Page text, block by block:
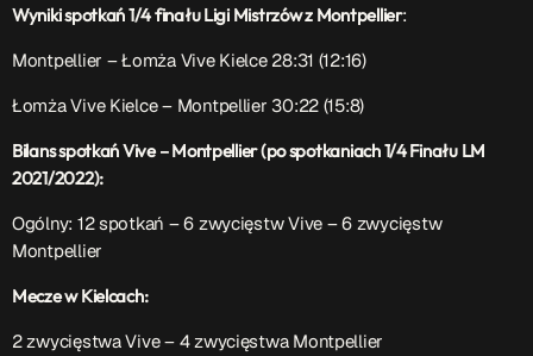
Wyniki spotkań 1/4 finału Ligi Mistrzów z Montpellier:
Montpellier – Łomża Vive Kielce 28:31 (12:16)
Łomża Vive Kielce – Montpellier 30:22 (15:8)
Bilans spotkań Vive – Montpellier (po spotkaniach 1/4 Finału LM
2021/2022):
Ogólny: 12 spotkań – 6 zwycięstw Vive – 6 zwycięstw
Montpellier
Mecze w Kielcach:
2 zwycięstwa Vive – 4 zwycięstwa Montpellier